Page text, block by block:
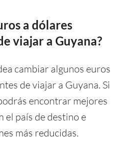
a dólares
viajar a Guyana?
cambiar algunos euros
de viajar a Guyana. Si
encontrar mejores
el país de destino e
más reducidas.